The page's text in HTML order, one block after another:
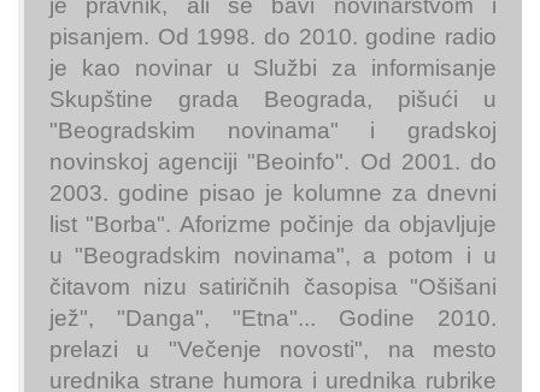
je pravnik, ali se bavi novinarstvom i
pisanjem. Od 1998. do 2010. godine radio
je kao novinar u Službi za informisanje
Skupštine grada Beograda, pišući u
"Beogradskim novinama" i gradskoj
novinskoj agenciji "Beoinfo". Od 2001. do
2003. godine pisao je kolumne za dnevni
list "Borba". Aforizme počinje da objavljuje
u "Beogradskim novinama", a potom i u
čitavom nizu satiričnih časopisa "Ošišani
jež", "Danga", "Etna"... Godine 2010.
prelazi u "Večenje novosti", na mesto
urednika strane humora i urednika rubrike